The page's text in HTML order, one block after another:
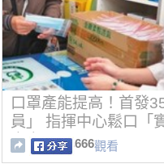
口罩產能提高！首發
員」 指揮中心鬆口「
方案
666觀看